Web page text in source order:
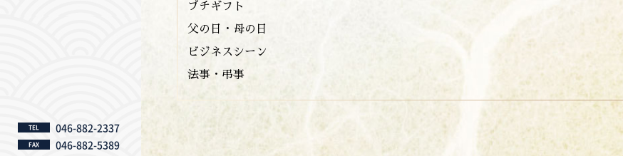
TEL 046-882-2337
FAX 046-882-5389
プチギフト
父の日・母の日
ビジネスシーン
法事・弔事